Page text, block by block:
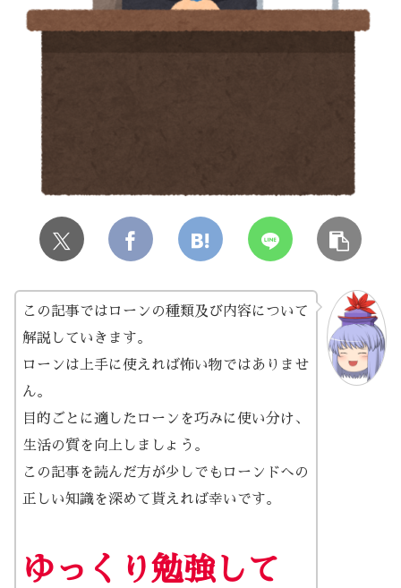
この記事ではローンの種類及び内容について
解説していきます。
ローンは上手に使えれば怖い物ではありませ
ん。
目的ごとに適したローンを巧みに使い分け、
生活の質を向上しましょう。
この記事を読んだ方が少しでもローンドへの
正しい知識を深めて貰えれば幸いです。
ゆっくり勉強して